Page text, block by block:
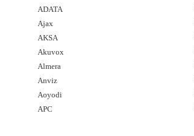
ADATA
Ajax
AKSA
Akuvox
Almera
Anviz
Aoyodi
APC